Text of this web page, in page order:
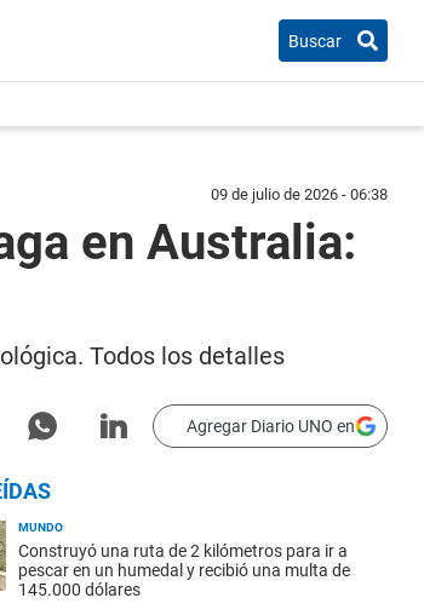
Buscar
09 de julio de 2026 - 06:38
en Australia:
Todos los detalles
Agregar Diario UNO en
MUNDO
Construyó una ruta de 2 kilómetros para ir a
pescar en un humedal y recibió una multa de
145.000 dólares